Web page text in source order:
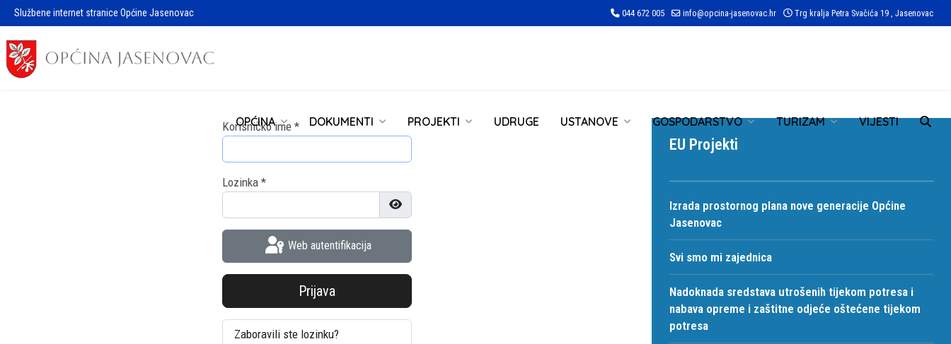
Službene internet stranice Općine Jasenovac 044 672 005 info@opcina-jasenovac.hr Trg kralja Petra Svačića 19 , Jasenovac
OPĆINA DOKUMENTI PROJEKTI UDRUGE USTANOVE GOSPODARSTVO TURIZAM VIJESTI
Korisničko ime*
Lozinka*
Prikaži lozinku
Web autentifikacija
Prijava
Zaboravili ste lozinku?
EU Projekti
Izrada prostornog plana nove generacije Općine
Jasenovac
Svi smo mi zajednica
Nadoknada sredstava utrošenih tijekom potresa i
nabava opreme i zaštitne odjeće oštećene tijekom
potresa